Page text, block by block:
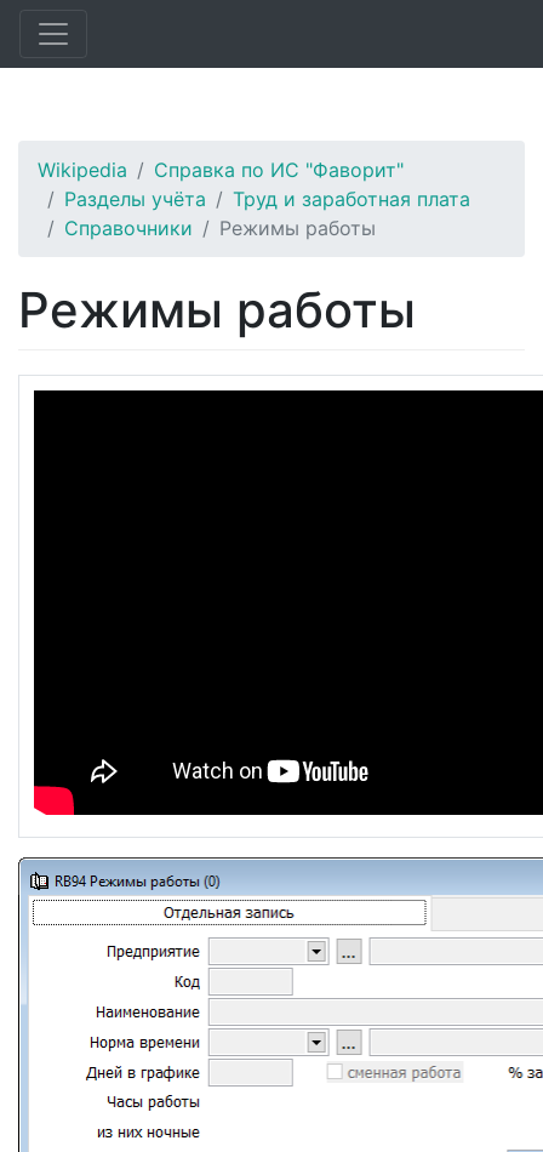
Wikipedia
Справка по ИС "Фаворит"
Разделы учёта
Труд и заработная плата
Справочники
Режимы работы
Режимы работы